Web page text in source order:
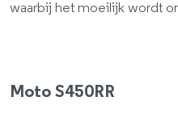
waarbij het moeilijk wordt
Moto S450RR